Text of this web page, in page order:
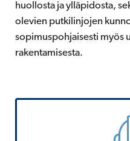
huollosta ja ylläpidosta,
olevien putkilinjojen
sopimuspohjaisesti myös
rakentamisesta.